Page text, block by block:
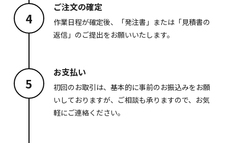
4
ご注文の確定
作業日程が確定後、「発注書」または「見積書の
返信」のご提出をお願いいたします。
5
お支払い
初回のお取引は、基本的に事前のお振込みをお願
いしておりますが、ご相談も承りますので、お気
軽にご連絡ください。